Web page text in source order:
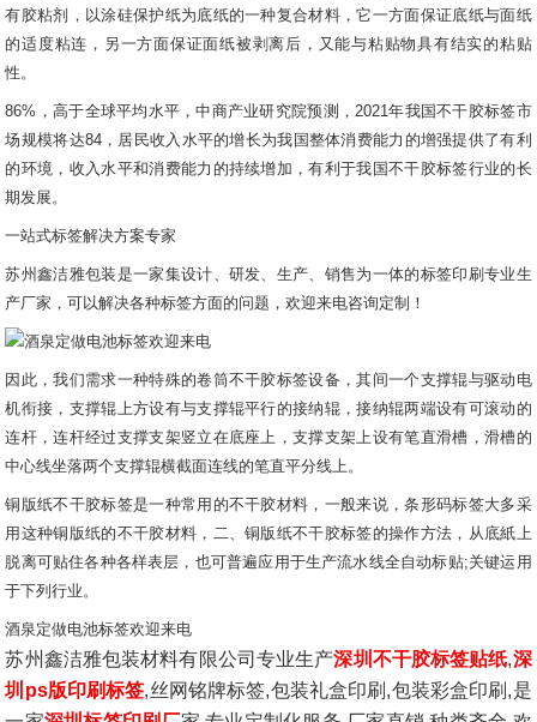
有胶粘剂，以涂硅保护纸为底纸的一种复合材料，它一方面保证底纸与面纸
的适度粘连，另一方面保证面纸被剥离后，又能与粘贴物具有结实的粘贴
性。
86%，高于全球平均水平，中商产业研究院预测，2021年我国不干胶标签市
场规模将达84，居民收入水平的增长为我国整体消费能力的增强提供了有利
的环境，收入水平和消费能力的持续增加，有利于我国不干胶标签行业的长
期发展。
一站式标签解决方案专家
苏州鑫洁雅包装是一家集设计、研发、生产、销售为一体的标签印刷专业生
产厂家，可以解决各种标签方面的问题，欢迎来电咨询定制！
因此，我们需求一种特殊的卷筒不干胶标签设备，其间一个支撑辊与驱动电
机衔接，支撑辊上方设有与支撑辊平行的接纳辊，接纳辊两端设有可滚动的
连杆，连杆经过支撑支架竖立在底座上，支撑支架上设有笔直滑槽，滑槽的
中心线坐落两个支撑辊横截面连线的笔直平分线上。
铜版纸不干胶标签是一种常用的不干胶材料，一般来说，条形码标签大多采
用这种铜版纸的不干胶材料，二、铜版纸不干胶标签的操作方法，从底紙上
脱离可贴住各种各样表层，也可普遍应用于生产流水线全自动标贴;关键运用
于下列行业。
酒泉定做电池标签欢迎来电
苏州鑫洁雅包装材料有限公司专业生产深圳不干胶标签贴纸,深
圳ps版印刷标签,丝网铭牌标签,包装礼盒印刷,包装彩盒印刷,是